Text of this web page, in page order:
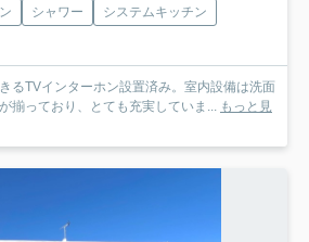
シャワー
システムキッチン
るTVインターホン設置済み。室内設備は洗面
揃っており、とても充実していま...
もっと見